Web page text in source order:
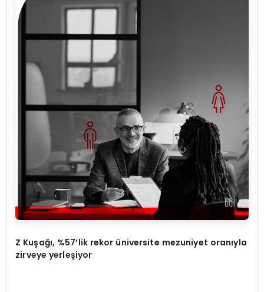
Z Kuşağı, %57’lik rekor üniversite mezuniyet oranıyla
zirveye yerleşiyor